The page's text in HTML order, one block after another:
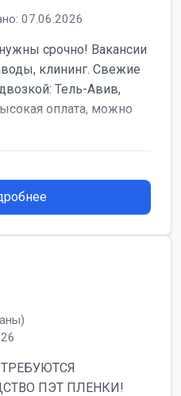
07.06.2026
срочно! Вакансии
клининг. Свежие
Тель-Авив,
оплата, можно
ПЭТ ПЛЕНКИ!